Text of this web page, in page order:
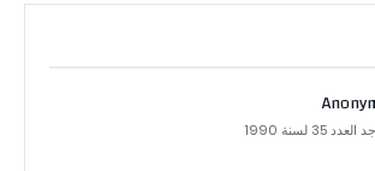
35 لسنة 1990